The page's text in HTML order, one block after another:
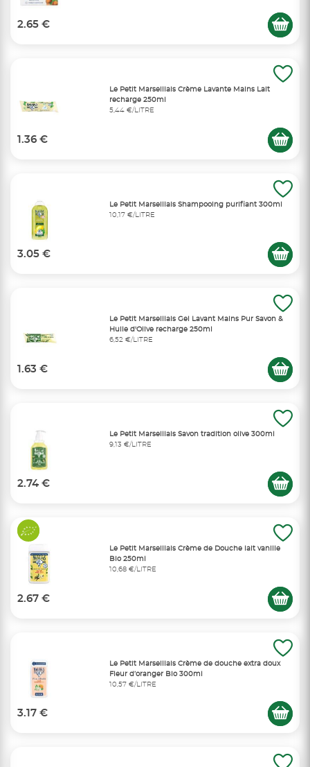
2.65 €
Le Petit Marseillais Crème Lavante Mains Lait
recharge 250ml
5,44 €/LITRE
1.36 €
Le Petit Marseillais Shampooing purifiant 300ml
10,17 €/LITRE
3.05 €
Le Petit Marseillais Gel Lavant Mains Pur Savon &
Huile d'Olive recharge 250ml
6,52 €/LITRE
1.63 €
Le Petit Marseillais Savon tradition olive 300ml
9,13 €/LITRE
2.74 €
Le Petit Marseillais Crème de Douche lait vanille
Bio 250ml
10,68 €/LITRE
2.67 €
Le Petit Marseillais Crème de douche extra doux
Fleur d’oranger Bio 300ml
10,57 €/LITRE
3.17 €